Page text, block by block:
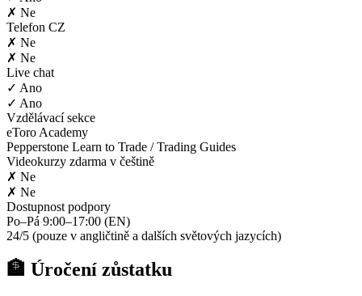
✗ Ne
Telefon CZ
✗ Ne
✗ Ne
Live chat
✓ Ano
✓ Ano
Vzdělávací sekce
eToro Academy
Pepperstone Learn to Trade / Trading Guides
Videokurzy zdarma v češtině
✗ Ne
✗ Ne
Dostupnost podpory
Po–Pá 9:00–17:00 (EN)
24/5 (pouze v angličtině a dalších světových jazycích)
🏦 Úročení zůstatku